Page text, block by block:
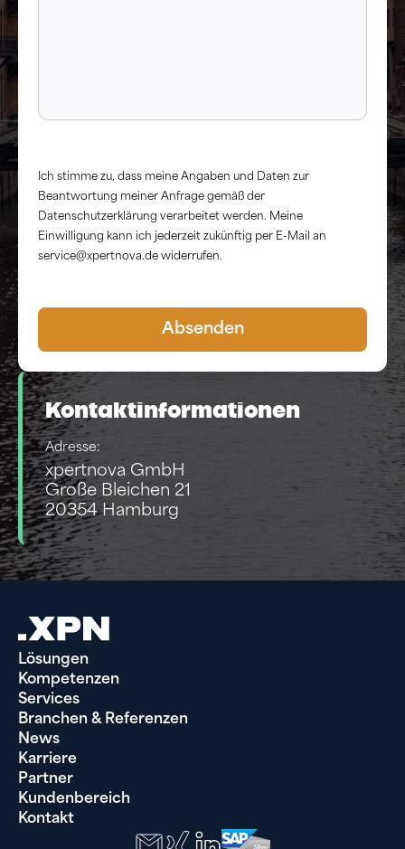
Ich stimme zu, dass meine Angaben und Daten zur
Beantwortung meiner Anfrage gemäß der
Datenschutzerklärung verarbeitet werden. Meine
Einwilligung kann ich jederzeit zukünftig per E-Mail an
service@xpertnova.de widerrufen.
Kontaktinformationen
Adresse:
xpertnova GmbH
Große Bleichen 21
20354 Hamburg
Lösungen
Kompetenzen
Services
Branchen & Referenzen
News
Karriere
Partner
Kundenbereich
Kontakt